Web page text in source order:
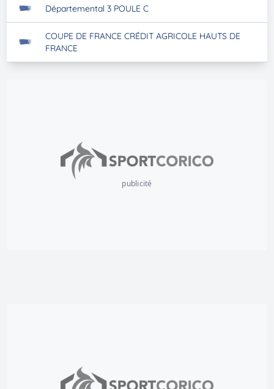
Départemental 3 POULE C
COUPE DE FRANCE CRÉDIT AGRICOLE HAUTS DE
FRANCE
publicité